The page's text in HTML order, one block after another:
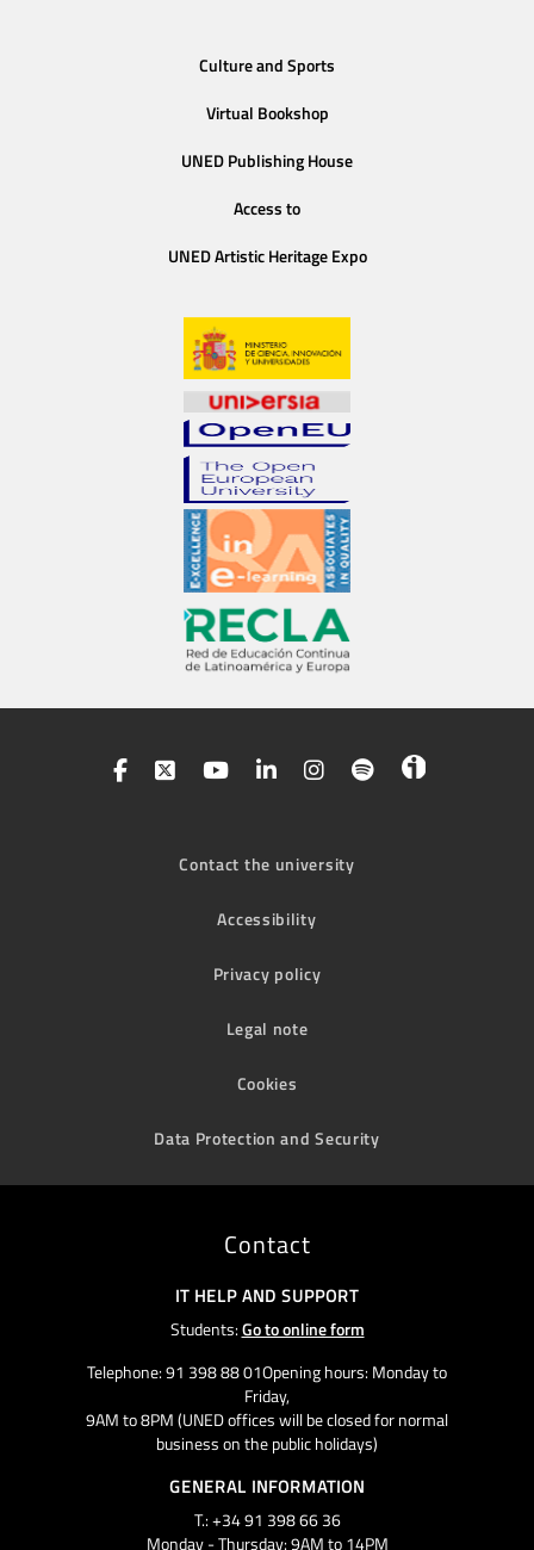
Culture and Sports
Virtual Bookshop
UNED Publishing House
Access to
UNED Artistic Heritage Expo
Contact the university
Accessibility
Privacy policy
Legal note
Cookies
Data Protection and Security
Contact
IT HELP AND SUPPORT
Students:Go to online form
Telephone: 91 398 88 01Opening hours: Monday to
Friday,
9AM to 8PM (UNED offices will be closed for normal
business on the public holidays)
GENERAL INFORMATION
T.: +34 91 398 66 36
Monday - Thursday: 9AM to 14PM